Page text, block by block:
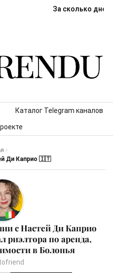
За сколько дней
Каталог Telegram каналов
Ди Каприо 🇮🇹
с Настей Ди Каприо
по аренда,
в Болонья